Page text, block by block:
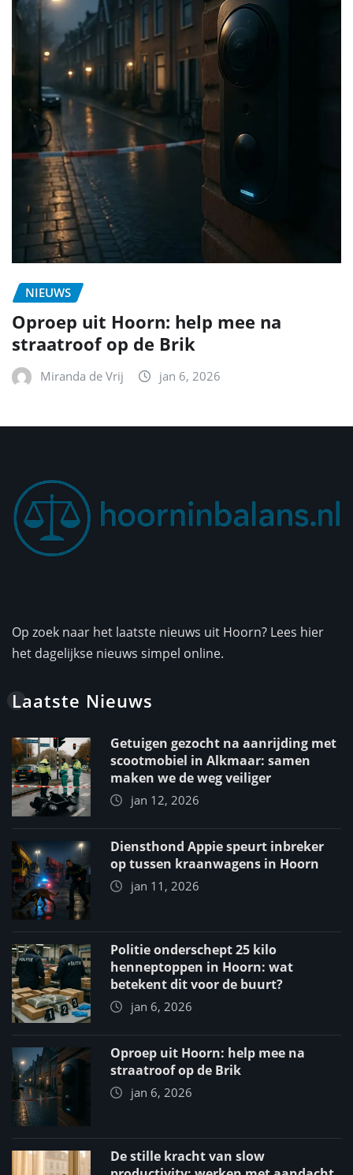
NIEUWS
Oproep uit Hoorn: help mee na
straatroof op de Brik
Miranda de Vrij jan 6, 2026
Op zoek naar het laatste nieuws uit Hoorn? Lees hier
het dagelijkse nieuws simpel online.
Laatste Nieuws
Getuigen gezocht na aanrijding met
scootmobiel in Alkmaar: samen
maken we de weg veiliger
jan 12, 2026
Diensthond Appie speurt inbreker
op tussen kraanwagens in Hoorn
jan 11, 2026
Politie onderschept 25 kilo
henneptoppen in Hoorn: wat
betekent dit voor de buurt?
jan 6, 2026
Oproep uit Hoorn: help mee na
straatroof op de Brik
jan 6, 2026
De stille kracht van slow